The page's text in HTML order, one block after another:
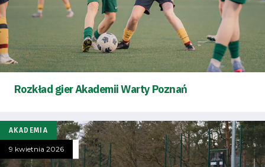
Rozkład gier Akademii Warty Poznań
AKADEMIA
9 kwietnia 2026